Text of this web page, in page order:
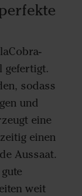
gefertigt.
sodass
und
eine
einen
Aussaat.
weit